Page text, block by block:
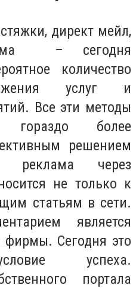
директ мейл,
– сегодня
количество
услуг и
Все эти методы
гораздо более
решением
реклама через
не только к
статьям в сети.
является
фирмы. Сегодня это
успеха.
портала